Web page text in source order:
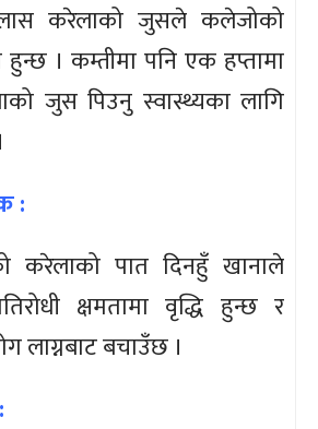
करेलाको जुसले कलेजोको
। कम्तीमा पनि एक हप्तामा
जुस पिउनु स्वास्थ्यका लागि
:
करेलाको पात दिनहुँ खानाले
क्षमतामा वृद्धि हुन्छ र
लाग्नबाट बचाउँछ ।